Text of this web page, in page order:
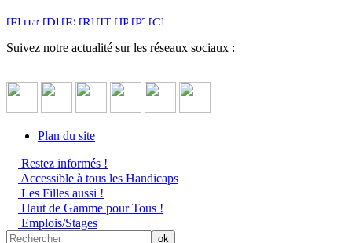
Suivez notre actualité sur les réseaux sociaux :
Plan du site
Restez informés !
Accessible à tous les Handicaps
Les Filles aussi !
Haut de Gamme pour Tous !
Emplois/Stages